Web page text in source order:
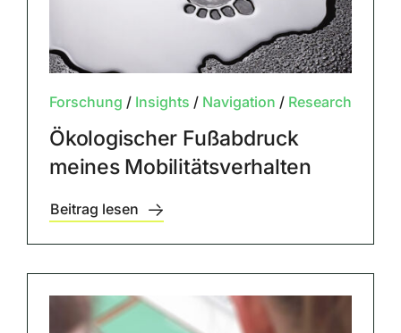
Forschung / Insights / Navigation / Research
Ökologischer Fußabdruck
meines Mobilitätsverhalten
Beitrag lesen